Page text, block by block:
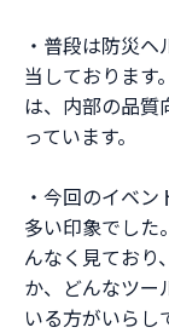
・普段は防災
当しております
は、内部の品質
っています。
・今回のイベ
多い印象でした
んなく見ており
か、どんなツー
いる方がいらし